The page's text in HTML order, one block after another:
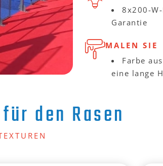
8x200-
Garantie
MALEN SIE
Farbe
eine lange
den Rasen